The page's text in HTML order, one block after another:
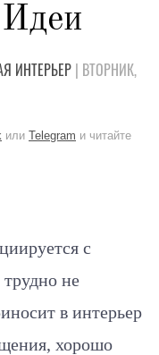
ИНТЕРЬЕР | ВТОРНИК,
или Telegram и читайте
с
не
в интерьер
хорошо